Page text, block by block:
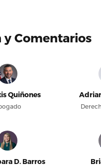
y Comentarios
Quiñones
D. Barros